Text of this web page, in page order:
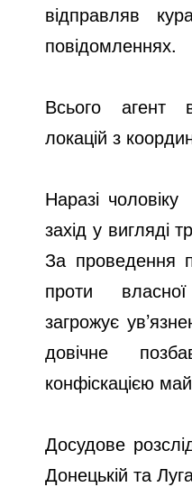
відправляв
повідомленнях.
Всього агент
локацій з
Наразі
захід у вигляді
За проведення
проти
загрожує
довічне
конфіскацією
Досудове
Донецькій та